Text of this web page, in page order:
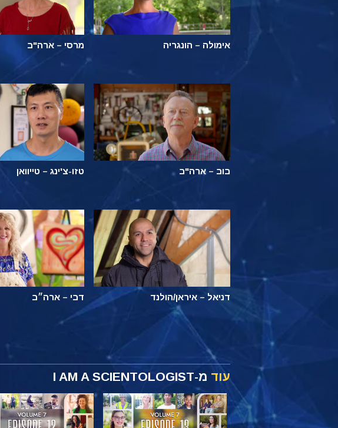
אימולה – הונגריה מרסי – ארה"ב
בוב – ארה"ב טזו-צ'ינג – טייוואן
דניאל – איראן/הולנד דבי – ארה״ב
עוד מ-I AM A SCIENTOLOGIST